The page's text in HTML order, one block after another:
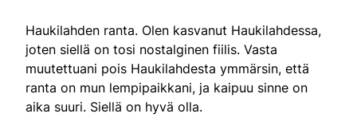
Haukilahden ranta. Olen kasvanut Haukilahdessa,
joten siellä on tosi nostalginen fiilis. Vasta
muutettuani pois Haukilahdesta ymmärsin, että
ranta on mun lempipaikkani, ja kaipuu sinne on
aika suuri. Siellä on hyvä olla.